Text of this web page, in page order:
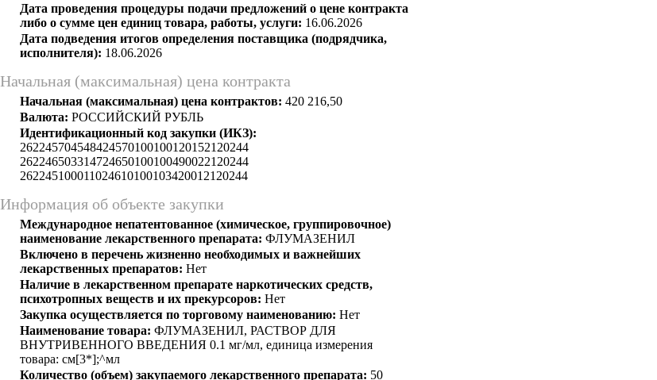
Дата проведения процедуры подачи предложений о цене контракта
либо о сумме цен единиц товара, работы, услуги: 16.06.2026
Дата подведения итогов определения поставщика (подрядчика,
исполнителя): 18.06.2026
Начальная (максимальная) цена контракта
Начальная (максимальная) цена контрактов: 420 216,50
Валюта: РОССИЙСКИЙ РУБЛЬ
Идентификационный код закупки (ИКЗ):
262245704548424570100100120152120244
262246503314724650100100490022120244
262245100011024610100103420012120244
Информация об объекте закупки
Международное непатентованное (химическое, группировочное)
наименование лекарственного препарата: ФЛУМАЗЕНИЛ
Включено в перечень жизненно необходимых и важнейших
лекарственных препаратов: Нет
Наличие в лекарственном препарате наркотических средств,
психотропных веществ и их прекурсоров: Нет
Закупка осуществляется по торговому наименованию: Нет
Наименование товара: ФЛУМАЗЕНИЛ, РАСТВОР ДЛЯ
ВНУТРИВЕННОГО ВВЕДЕНИЯ 0.1 мг/мл, единица измерения
товара: см[3*];^мл
Количество (объем) закупаемого лекарственного препарата: 50